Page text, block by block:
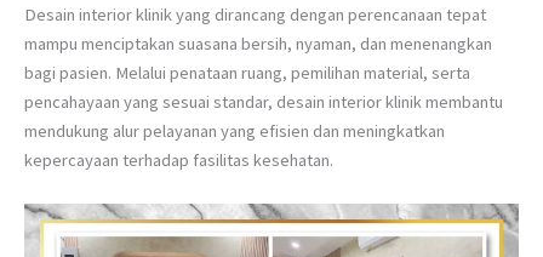
Desain interior klinik yang dirancang dengan perencanaan tepat
mampu menciptakan suasana bersih, nyaman, dan menenangkan
bagi pasien. Melalui penataan ruang, pemilihan material, serta
pencahayaan yang sesuai standar, desain interior klinik membantu
mendukung alur pelayanan yang efisien dan meningkatkan
kepercayaan terhadap fasilitas kesehatan.